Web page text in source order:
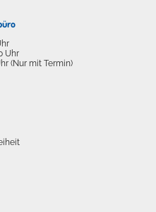
Uhr
(Nur mit Termin)